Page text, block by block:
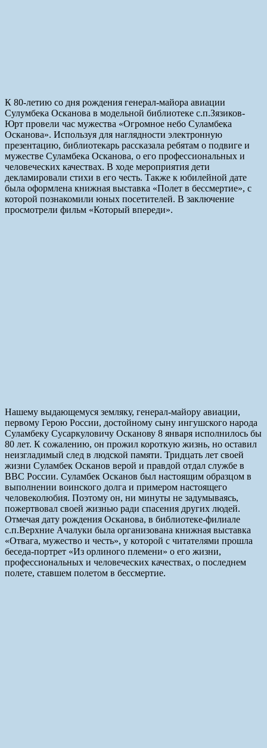
К 80-летию со дня рождения генерал-майора авиации
Сулумбека Осканова в модельной библиотеке с.п.Зязиков-
Юрт провели час мужества «Огромное небо Суламбека
Осканова». Используя для наглядности электронную
презентацию, библиотекарь рассказала ребятам о подвиге и
мужестве Суламбека Осканова, о его профессиональных и
человеческих качествах. В ходе мероприятия дети
декламировали стихи в его честь. Также к юбилейной дате
была оформлена книжная выставка «Полет в бессмертие», с
которой познакомили юных посетителей. В заключение
просмотрели фильм «Который впереди».
Нашему выдающемуся земляку, генерал-майору авиации,
первому Герою России, достойному сыну ингушского народа
Суламбеку Сусаркуловичу Осканову 8 января исполнилось бы
80 лет. К сожалению, он прожил короткую жизнь, но оставил
неизгладимый след в людской памяти. Тридцать лет своей
жизни Суламбек Осканов верой и правдой отдал службе в
ВВС России. Суламбек Осканов был настоящим образцом в
выполнении воинского долга и примером настоящего
человеколюбия. Поэтому он, ни минуты не задумываясь,
пожертвовал своей жизнью ради спасения других людей.
Отмечая дату рождения Осканова, в библиотеке-филиале
с.п.Верхние Ачалуки была организована книжная выставка
«Отвага, мужество и честь», у которой с читателями прошла
беседа-портрет «Из орлиного племени» о его жизни,
профессиональных и человеческих качествах, о последнем
полете, ставшем полетом в бессмертие.